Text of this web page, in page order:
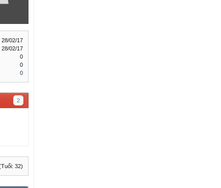
28/02/17
28/02/17
0
0
0
2
32)